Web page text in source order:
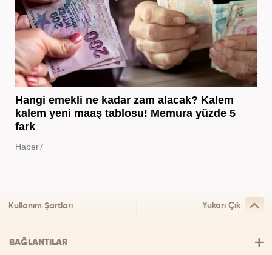
Hangi emekli ne kadar zam alacak? Kalem
kalem yeni maaş tablosu! Memura yüzde 5
fark
Haber7
Kullanım Şartları Yukarı Çık
BAĞLANTILAR